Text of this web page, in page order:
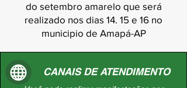
do setembro amarelo que será
realizado nos dias 14. 15 e 16 no
municipio de Amapá-AP
CANAIS DE ATENDIMENTO